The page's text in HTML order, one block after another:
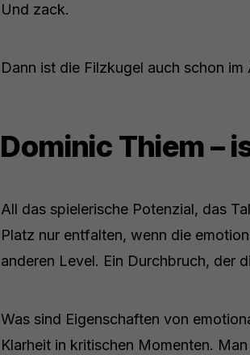
Und zack.
Dann ist die Filzkugel auch schon im
Dominic Thiem –
All das spielerische Potenzial, das
Platz nur entfalten, wenn die
anderen Level. Ein Durchbruch, der
Was sind Eigenschaften von
Klarheit in kritischen Momenten.